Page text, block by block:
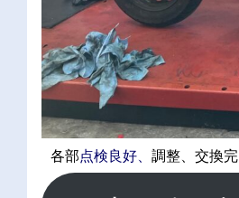
各部点検良好、 調整、交換